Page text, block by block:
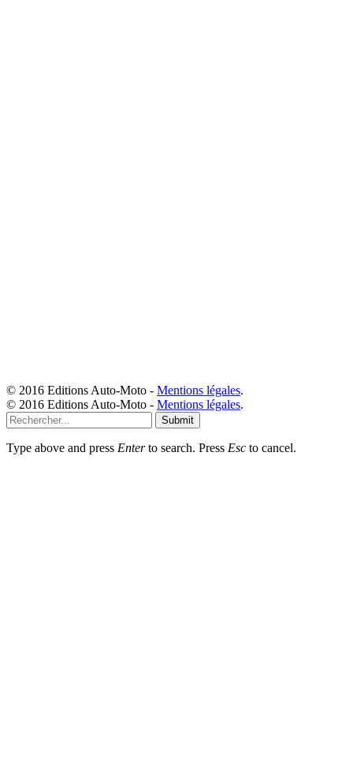
© 2016 Editions Auto-Moto - Mentions légales.
© 2016 Editions Auto-Moto - Mentions légales.
Submit
Type above and press Enterto search. Press Esc to cancel.